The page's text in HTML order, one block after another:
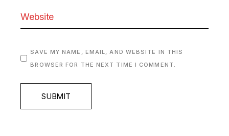
SAVE MY NAME, EMAIL, AND WEBSITE IN THIS
BROWSER FOR THE NEXT TIME I COMMENT.
SUBMIT